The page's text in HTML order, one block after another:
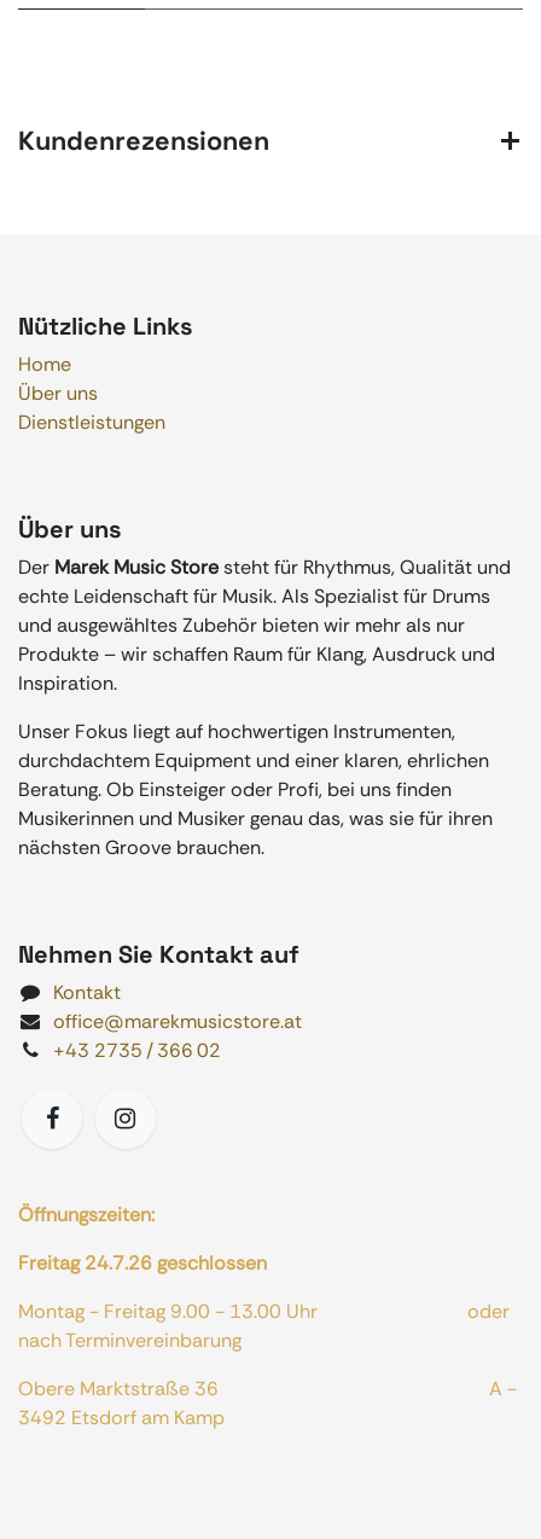
Kundenrezensionen
Nützliche Links
Home
Über uns
Dienstleistungen
Über uns
Der Marek Music Storesteht für Rhythmus, Qualität und
echte Leidenschaft für Musik. Als Spezialist für Drums
und ausgewähltes Zubehör bieten wir mehr als nur
Produkte – wir schaffen Raum für Klang, Ausdruck und
Inspiration.
Unser Fokus liegt auf hochwertigen Instrumenten,
durchdachtem Equipment und einer klaren, ehrlichen
Beratung. Ob Einsteiger oder Profi, bei uns finden
Musikerinnen und Musiker genau das, was sie für ihren
nächsten Groove brauchen.
Nehmen Sie Kontakt auf
Kontakt
office@marekmusicstore.at
+43 2735 / 366 02
Öffnungszeiten:
Freitag 24.7.26 geschlossen
Montag - Freitag 9.00 - 13.00 Uhr oder
nach Terminvereinbarung
Obere Marktstraße 36 A -
3492 Etsdorf am Kamp